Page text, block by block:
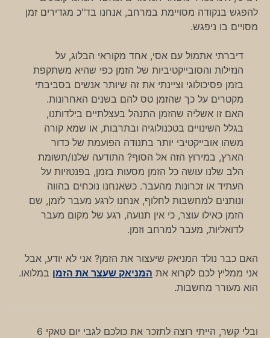
להפגש בנקודה מסויימת במרחב, אנחנו בד"כ מגדירים זמן
מסויים בו ניפגש.
דיברתי אתמול עם אסי, אחד מקוראי הבלוג, על
הנזילות והסובייקטיביות של הזמן כפי שהיא משתקפת
בזמן פסיכולוגי וציינתי את זה שיותר אנשים בסביבתי
מקטרים על כך שהזמן טס להם בשנים האחרונות.
האם זו אשליה שהזמן התנהל בעצלתיים בילדותנו,
בגלל השינויים בטכנולוגיה ובתרבות, או שמא קורה
משהו אובייקטיבי יותר בתנודה הפועמת של כדור
הארץ, במירוץ הזה אל הסוף? התודעה שלנו/תשומת
הלב שלנו עושה כל הזמן מסעות בזמן, בפנטזיות על
העתיד או זכרונות מהעבר. כשאנחנו נוכחים בהווה
ונותנים למחשבות לחלוף, אנחנו לרגע מעבר לזמן, שם
הזמן כאילו עוצר, כי אין תנועה, רגע של מקום מעבר
לדואליות, מעבר למרחב וזמן.
האם כבר נולד המניאק שיעצור את הזמן? אני לא יודע, אבל
אני ממליץ לכם לקרוא את המניאק שעצר את הזמן במלואו.
הוא מעורר מחשבות.
ובלי קשר, הייתי רוצה לתזכר את כולכם לגבי יום טאקי 6